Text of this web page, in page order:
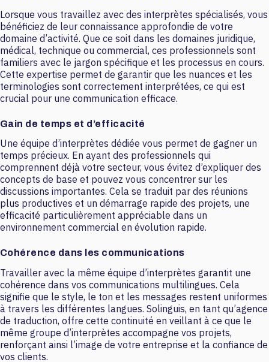
Lorsque vous travaillez avec des interprètes spécialisés, vous
bénéficiez de leur connaissance approfondie de votre
domaine d’activité. Que ce soit dans les domaines juridique,
médical, technique ou commercial, ces professionnels sont
familiers avec le jargon spécifique et les processus en cours.
Cette expertise permet de garantir que les nuances et les
terminologies sont correctement interprétées, ce qui est
crucial pour une communication efficace.
Gain de temps et d’efficacité
Une équipe d’interprètes dédiée vous permet de gagner un
temps précieux. En ayant des professionnels qui
comprennent déjà votre secteur, vous évitez d’expliquer des
concepts de base et pouvez vous concentrer sur les
discussions importantes. Cela se traduit par des réunions
plus productives et un démarrage rapide des projets, une
efficacité particulièrement appréciable dans un
environnement commercial en évolution rapide.
Cohérence dans les communications
Travailler avec la même équipe d’interprètes garantit une
cohérence dans vos communications multilingues. Cela
signifie que le style, le ton et les messages restent uniformes
à travers les différentes langues. Solinguis, en tant qu’agence
de traduction, offre cette continuité en veillant à ce que le
même groupe d’interprètes accompagne vos projets,
renforçant ainsi l’image de votre entreprise et la confiance de
vos clients.